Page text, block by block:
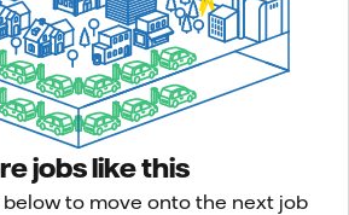
jobs like this
to move onto the next job